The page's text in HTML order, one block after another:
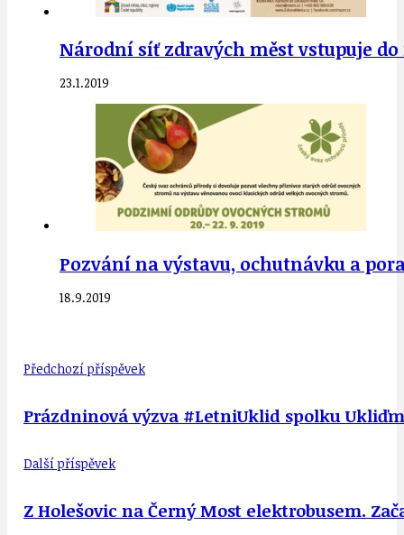
Národní síť zdravých měst vstupuje do
23.1.2019
Pozvání na výstavu, ochutnávku a
18.9.2019
Předchozí příspěvek
Prázdninová výzva #LetniUklid spolku
Další příspěvek
Z Holešovic na Černý Most elektrobusem.